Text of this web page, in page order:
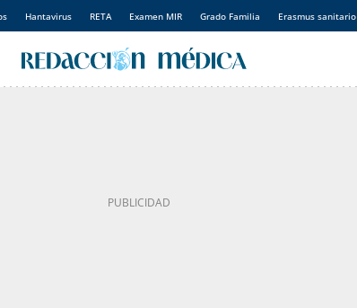
Hantavirus RETA Examen MIR Grado Familia Erasmus sanitario